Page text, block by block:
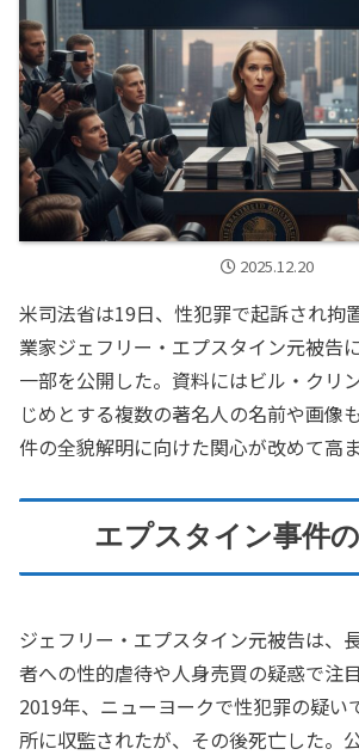
2025.12.20
米司法省は19日、性犯罪で起訴され拘
業家ジェフリー・エプスタイン元被告
一部を公開した。資料にはビル・クリ
じめとする複数の著名人の名前や画像
件の全貌解明に向けた関心が改めて高ま
エプスタイン事件
ジェフリー・エプスタイン元被告は、
者への性的虐待や人身売買の疑惑で注
2019年、ニューヨークで性犯罪の疑い
所に収監されたが、その後死亡した。